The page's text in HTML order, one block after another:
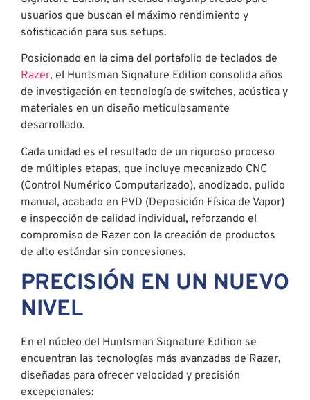
usuarios que buscan el máximo rendimiento y
sofisticación para sus setups.
Posicionado en la cima del portafolio de teclados de
Razer, el Huntsman Signature Edition consolida años
de investigación en tecnología de switches, acústica y
materiales en un diseño meticulosamente
desarrollado.
Cada unidad es el resultado de un riguroso proceso
de múltiples etapas, que incluye mecanizado CNC
(Control Numérico Computarizado), anodizado, pulido
manual, acabado en PVD (Deposición Física de Vapor)
e inspección de calidad individual, reforzando el
compromiso de Razer con la creación de productos
de alto estándar sin concesiones.
PRECISIÓN EN UN NUEVO
NIVEL
En el núcleo del Huntsman Signature Edition se
encuentran las tecnologías más avanzadas de Razer,
diseñadas para ofrecer velocidad y precisión
excepcionales: